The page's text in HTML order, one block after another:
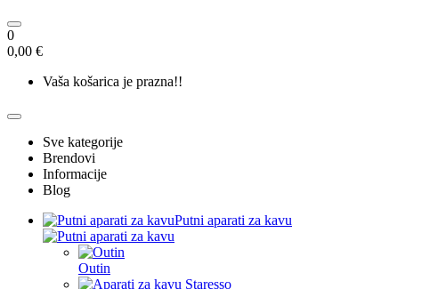
0
0,00 €
Vaša košarica je prazna!!
Sve kategorije
Brendovi
Informacije
Blog
Putni aparati za kavu
Outin